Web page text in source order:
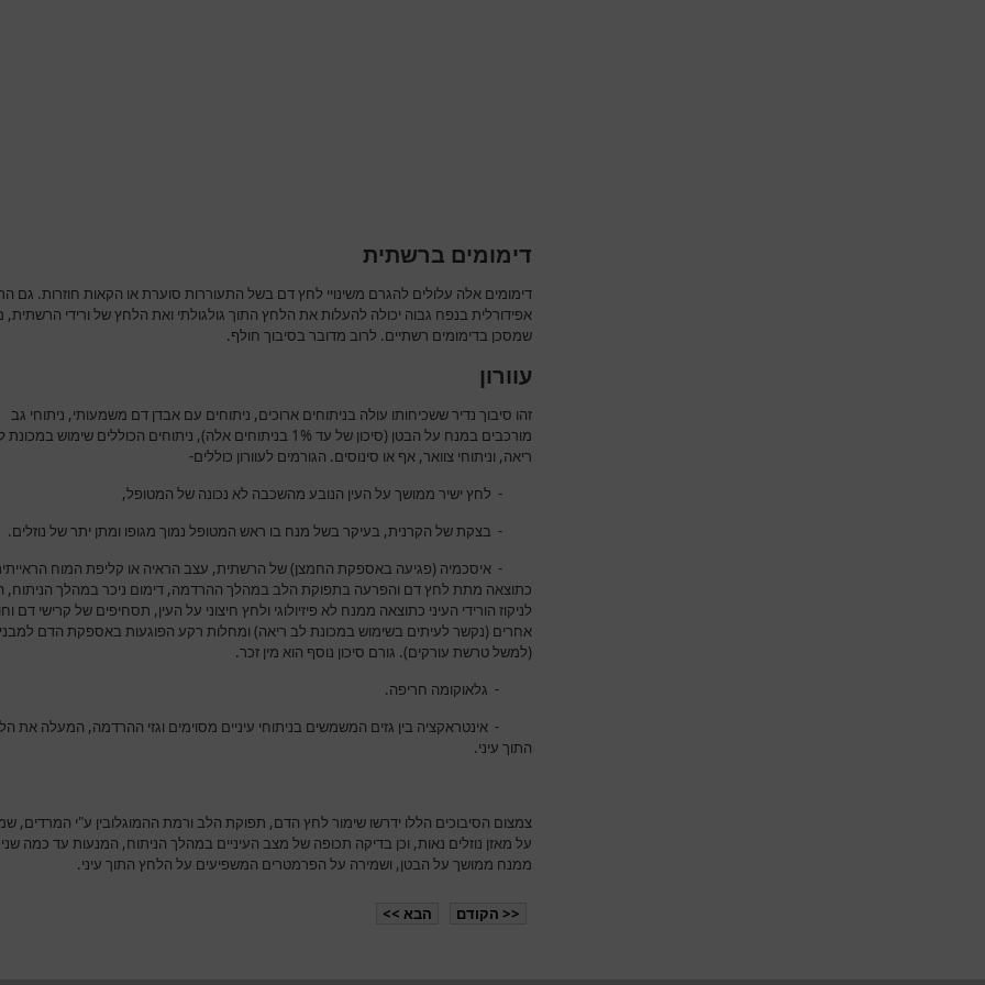
דימומים ברשתית
דימומים אלה עלולים להגרם משינויי לחץ דם בשל התעוררות סוערת או הקאות חוזרות. גם
אפידורלית בנפח גבוה יכולה להעלות את הלחץ התוך גולגולתי ואת הלחץ של ורידי הרשתית,
שמסכן בדימומים רשתיים. לרוב מדובר בסיבוך חולף.
עוורון
זהו סיבוך נדיר ששכיחותו עולה בניתוחים ארוכים, ניתוחים עם אבדן דם משמעותי, ניתוחי גב
מורכבים במנח על הבטן (סיכון של עד 1% בניתוחים אלה), ניתוחים הכוללים שימוש
ריאה, וניתוחי צוואר, אף או סינוסים. הגורמים לעוורון כוללים-
- לחץ ישיר ממושך על העין הנובע מהשכבה לא נכונה של המטופל,
- בצקת של הקרנית, בעיקר בשל מנח בו ראש המטופל נמוך מגופו ומתן יתר של נוזלים.
- איסכמיה (פגיעה באספקת החמצן) של הרשתית, עצב הראיה או קליפת המוח
כתוצאה מתת לחץ דם והפרעה בתפוקת הלב במהלך ההרדמה, דימום ניכר במהלך הניתוח,
לניקוז הורידי העיני כתוצאה ממנח לא פיזיולוגי ולחץ חיצוני על העין, תסחיפים של קרישי דם
אחרים (נקשר לעיתים בשימוש במכונת לב ריאה) ומחלות רקע הפוגעות באספקת הדם
(למשל טרשת עורקים). גורם סיכון נוסף הוא מין זכר.
- גלאוקומה חריפה.
- אינטראקציה בין גזים המשמשים בניתוחי עיניים מסוימים וגזי ההרדמה, המעלה את
התוך עיני.
צמצום הסיבוכים הללו ידרשו שימור לחץ הדם, תפוקת הלב ורמת ההמוגלובין ע"י המרדים,
על מאזן נוזלים נאות, וכן בדיקה תכופה של מצב העיניים במהלך הניתוח, המנעות עד כמה
ממנח ממושך על הבטן, ושמירה על הפרמטרים המשפיעים על הלחץ התוך עיני.
<< הקודם הבא >>